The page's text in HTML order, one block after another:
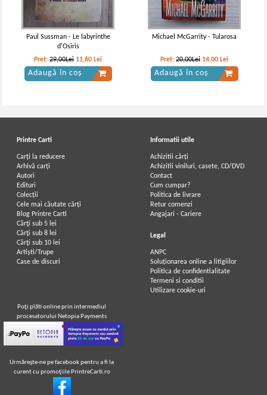
Paul Sussman - Le labyrinthe
d'Osiris
Pret:29,00Lei 11,60 Lei
Adaugă în coș
Michael McGarrity - Tularosa
Pret:20,00Lei 14,00 Lei
Adaugă în coș
Printre Carti
Carți la reducere
Arhivă carți
Autori
Edituri
Colecții
Cele mai căutate cărți
Blog Printre Carti
Cărţi sub 5 lei
Cărţi sub 8 lei
Cărţi sub 10 lei
Artiști/Trupe
Case de discuri
Informatii utile
Achizitii cărți
Achizitii viniluri, casete, CD/DVD
Contact
Cum cumpar?
Politica de livrare
Retur comenzi
Angajari - Cariere
Legal
ANPC
Soluționarea online a litigiilor
Politica de confidentialitate
Termeni si conditii
Utilizare cookie-uri
Poţi plăti online prin intermediul
procesatorului Netopia Payments
Urmăreşte-ne pe facebook pentru a fi la
curent cu promoţiile PrintreCarti.ro